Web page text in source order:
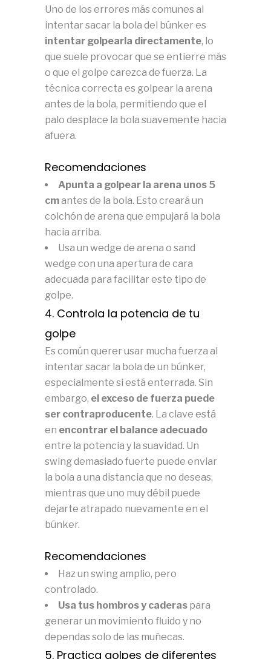
Uno de los errores más comunes al
intentar sacar la bola del búnker es
intentar golpearla directamente, lo
que suele provocar que se entierre más
o que el golpe carezca de fuerza. La
técnica correcta es golpear la arena
antes de la bola, permitiendo que el
palo desplace la bola suavemente hacia
afuera.
Recomendaciones
Apunta a golpear la arena unos 5
cmantes de la bola. Esto creará un
colchón de arena que empujará la bola
hacia arriba.
Usa un wedge de arena o sand
wedge con una apertura de cara
adecuada para facilitar este tipo de
golpe.
4. Controla la potencia de tu
golpe
Es común querer usar mucha fuerza al
intentar sacar la bola de un búnker,
especialmente si está enterrada. Sin
embargo, el exceso de fuerza puede
ser contraproducente. La clave está
en encontrar el balance adecuado
entre la potencia y la suavidad. Un
swing demasiado fuerte puede enviar
la bola a una distancia que no deseas,
mientras que uno muy débil puede
dejarte atrapado nuevamente en el
búnker.
Recomendaciones
Haz un swing amplio, pero
controlado.
Usa tus hombros y caderas para
generar un movimiento fluido y no
dependas solo de las muñecas.
5. Practica golpes de diferentes